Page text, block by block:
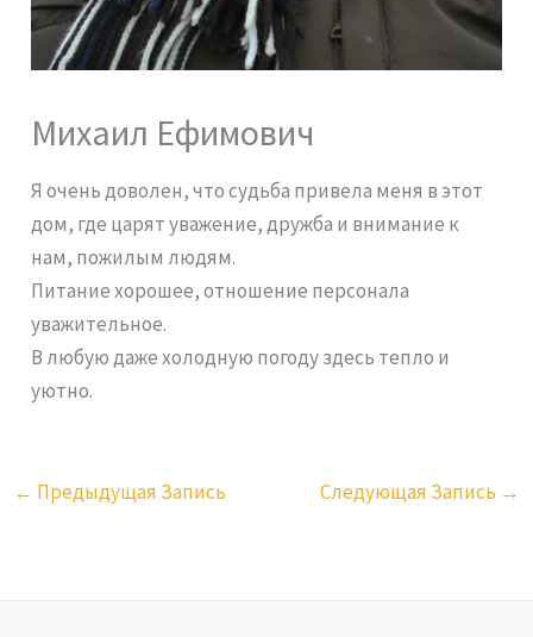
Михаил Ефимович
Я очень доволен, что судьба привела меня в этот
дом, где царят уважение, дружба и внимание к
нам, пожилым людям.
Питание хорошее, отношение персонала
уважительное.
В любую даже холодную погоду здесь тепло и
уютно.
← Предыдущая Запись Следующая Запись →